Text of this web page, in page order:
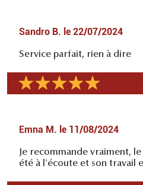
Sandro B. le 22/07/2024
Service parfait, rien à dire
Emna M. le 11/08/2024
Je recommande vraiment,
été à l'écoute et son travail